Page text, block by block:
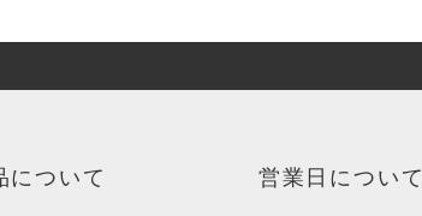
について 営業日について